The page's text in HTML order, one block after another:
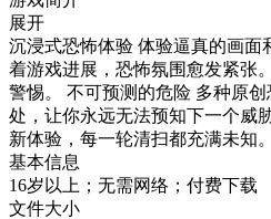
展开
沉浸式恐怖体验 体验逼真的画面
着游戏进展，恐怖氛围愈发紧张
警惕。 不可预测的危险 多种原
处，让你永远无法预知下一个威
新体验，每一轮清扫都充满未知。
基本信息
16岁以上；无需网络；付费下载
文件大小